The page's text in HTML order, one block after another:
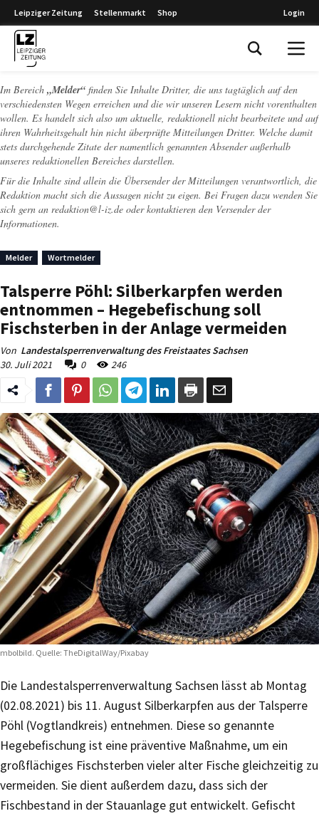
Leipziger Zeitung Stellenmarkt Shop Login
Im Bereich „Melder“ finden Sie Inhalte Dritter, die uns tagtäglich auf den
verschiedensten Wegen erreichen und die wir unseren Lesern nicht vorenthalten
wollen. Es handelt sich also um aktuelle, redaktionell nicht bearbeitete und auf
ihren Wahrheitsgehalt hin nicht überprüfte Mitteilungen Dritter. Welche damit
stets durchgehende Zitate der namentlich genannten Absender außerhalb
unseres redaktionellen Bereiches darstellen.
Für die Inhalte sind allein die Übersender der Mitteilungen verantwortlich, die
Redaktion macht sich die Aussagen nicht zu eigen. Bei Fragen dazu wenden Sie
sich gern an redaktion@l-iz.de oder kontaktieren den Versender der
Informationen.
Melder Wortmelder
Talsperre Pöhl: Silberkarpfen werden
entnommen – Hegebefischung soll
Fischsterben in der Anlage vermeiden
Von Landestalsperrenverwaltung des Freistaates Sachsen
30. Juli 2021
0 246
Quelle: TheDigitalWay/Pixabay
Die Landestalsperrenverwaltung Sachsen lässt ab Montag
(02.08.2021) bis 11. August Silberkarpfen aus der Talsperre
Pöhl (Vogtlandkreis) entnehmen. Diese so genannte
Hegebefischung ist eine präventive Maßnahme, um ein
großflächiges Fischsterben vieler alter Fische gleichzeitig zu
vermeiden. Sie dient außerdem dazu, dass sich der
Fischbestand in der Stauanlage gut entwickelt. Gefischt